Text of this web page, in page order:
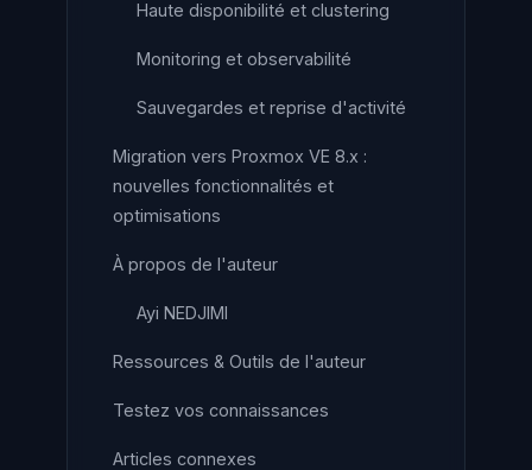
Haute disponibilité et clustering
Monitoring et observabilité
Sauvegardes et reprise d'activité
Migration vers Proxmox VE 8.x :
nouvelles fonctionnalités et
optimisations
À propos de l'auteur
Ayi NEDJIMI
Ressources & Outils de l'auteur
Testez vos connaissances
Articles connexes